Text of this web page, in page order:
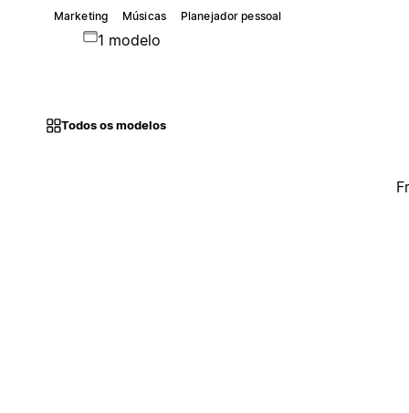
Marketing Músicas Planejador pessoal
1 modelo
Todos os modelos